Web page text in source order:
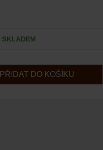
SKLADEM
PŘIDAT DO KOŠÍKU